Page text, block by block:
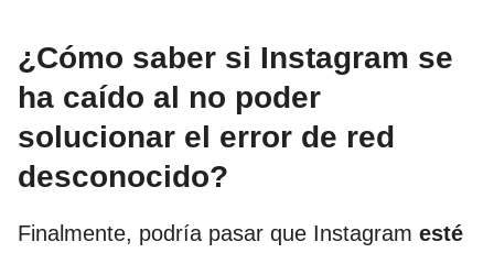
¿Cómo saber si Instagram se
ha caído al no poder
solucionar el error de red
desconocido?
Finalmente, podría pasar que Instagram esté